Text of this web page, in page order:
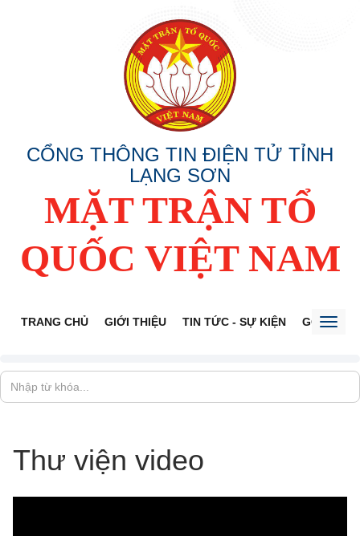
CỔNG THÔNG TIN ĐIỆN TỬ TỈNH
LẠNG SƠN
MẶT TRẬN TỔ
QUỐC VIỆT NAM
TRANG CHỦ GIỚI THIỆU TIN TỨC - SỰ KIỆN GÓP Ý
Thư viện video